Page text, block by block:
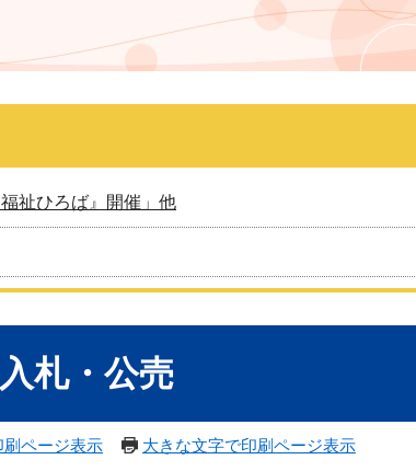
祉ひろば』開催」他
入札・公売
刷ページ表示 大きな文字で印刷ページ表示